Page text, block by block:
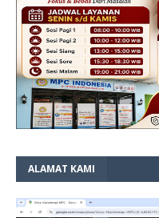
ALAMAT KAMI